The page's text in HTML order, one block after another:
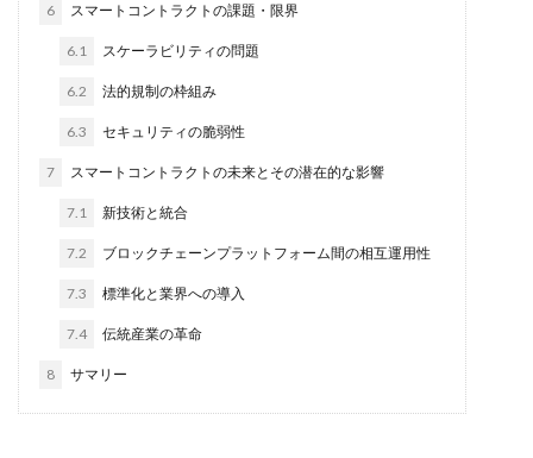
6 スマートコントラクトの課題・限界
6.1 スケーラビリティの問題
6.2 法的規制の枠組み
6.3 セキュリティの脆弱性
7 スマートコントラクトの未来とその潜在的な影響
7.1 新技術と統合
7.2 ブロックチェーンプラットフォーム間の相互運用性
7.3 標準化と業界への導入
7.4 伝統産業の革命
8 サマリー